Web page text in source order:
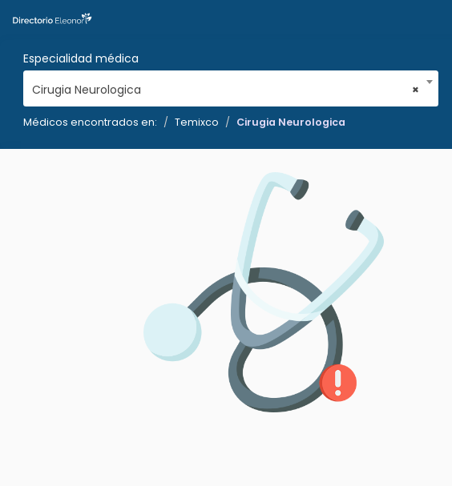
Especialidad médica
×
Cirugia Neurologica
Médicos encontrados en: Temixco Cirugia Neurologica